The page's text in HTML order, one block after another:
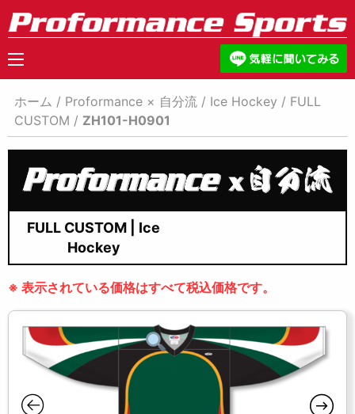
ホーム / Proformance × 自分流 / Ice Hockey / FULL
CUSTOM / ZH101-H0901
FULL CUSTOM | Ice
Hockey
※ 表示されている価格はすべて税込価格です。